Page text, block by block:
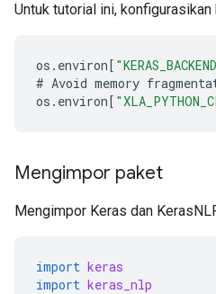
Untuk tutorial ini, konfigurasikan
os . environ[
# Avoid memory
os . environ[
Mengimpor paket
Mengimpor Keras dan
import keras
import keras_nlp